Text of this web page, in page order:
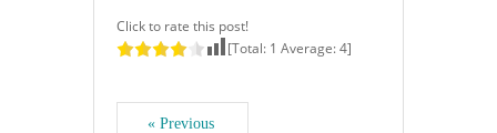
Click to rate this post!
[Total: 1 Average:4]
« Previous